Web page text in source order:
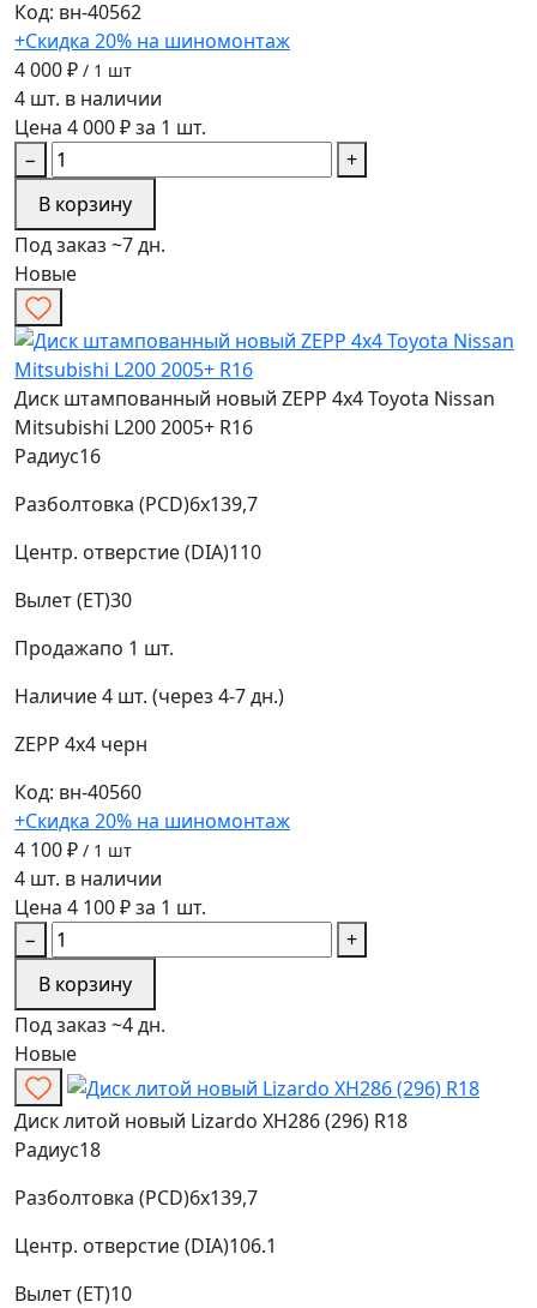
Код: вн-40562
+Скидка 20% на шиномонтаж
4 000 ₽ / 1 шт
4 шт. в наличии
Цена 4 000 ₽ за 1 шт.
−
+
В корзину
Под заказ ~7 дн.
Новые
Диск штампованный новый ZEPP 4x4 Toyota Nissan
Mitsubishi L200 2005+ R16
Радиус16
Разболтовка (PCD)6x139,7
Центр. отверстие (DIA)110
Вылет (ET)30
Продажапо 1 шт.
Наличие4 шт. (через 4-7 дн.)
ZEPP 4x4 черн
Код: вн-40560
+Скидка 20% на шиномонтаж
4 100 ₽ / 1 шт
4 шт. в наличии
Цена 4 100 ₽ за 1 шт.
−
+
В корзину
Под заказ ~4 дн.
Новые
Диск литой новый Lizardo XH286 (296) R18
Радиус18
Разболтовка (PCD)6x139,7
Центр. отверстие (DIA)106.1
Вылет (ET)10